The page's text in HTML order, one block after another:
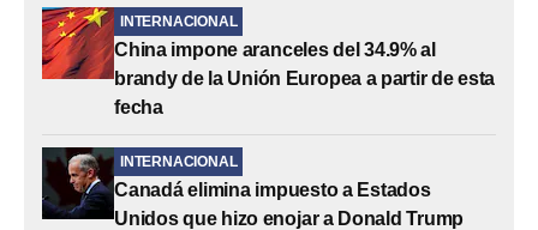
INTERNACIONAL
China impone aranceles del 34.9% al
brandy de la Unión Europea a partir de esta
fecha
INTERNACIONAL
Canadá elimina impuesto a Estados
Unidos que hizo enojar a Donald Trump